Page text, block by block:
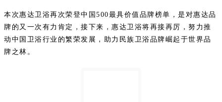
本次惠达卫浴再次荣登中国500最具价值品牌榜单，是对惠达品
牌的又一次有力肯定，接下来，惠达卫浴将再接再厉，努力推
动中国卫浴行业的繁荣发展，助力民族卫浴品牌崛起于世界品
牌之林。